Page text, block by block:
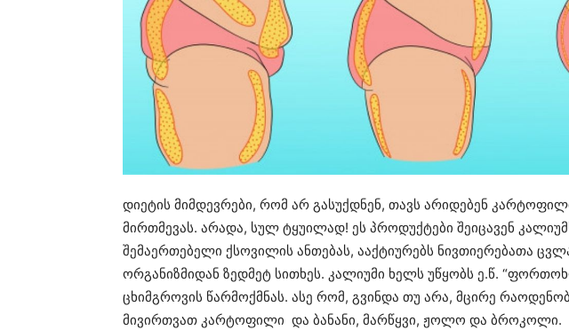
დიეტის მიმდევრები, რომ არ გასუქდნენ, თავს არიდებენ
მირთმევას. არადა, სულ ტყუილად! ეს პროდუქტები შეიცავენ
შემაერთებელი ქსოვილის ანთებას, ააქტიურებს ნივთიერებათა
ორგანიზმიდან ზედმეტ სითხეს. კალიუმი ხელს უწყობს ე.წ.
ცხიმგროვის წარმოქმნას. ასე რომ, გვინდა თუ არა, მცირე
მივირთვათ კარტოფილი და ბანანი, მარწყვი, ჟოლო და ბროკოლი.